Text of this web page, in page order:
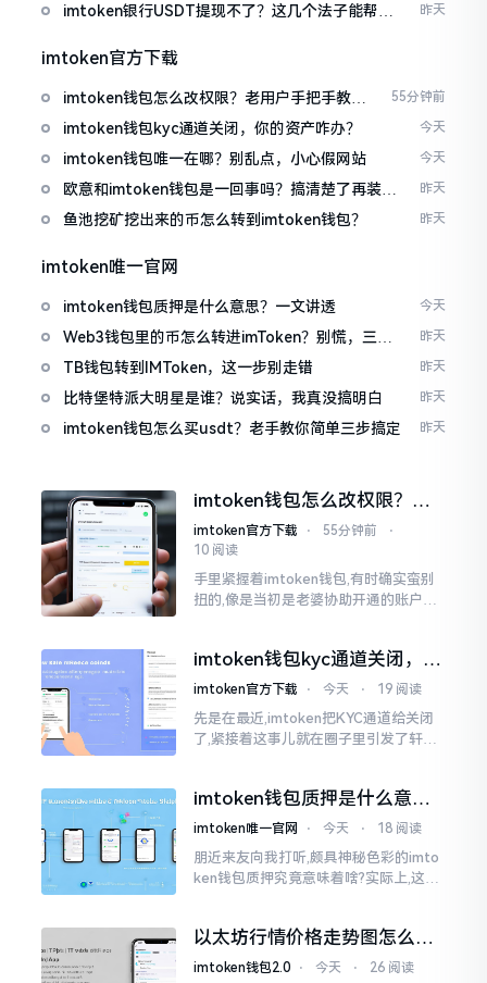
imtoken银行USDT提现不了？这几个法子能帮你
昨天
imtoken官方下载
imtoken钱包怎么改权限？老用户手把手教你
换主人
55分钟前
imtoken钱包kyc通道关闭，你的资产咋办？ 今天
imtoken钱包唯一在哪？别乱点，小心假网站 今天
欧意和imtoken钱包是一回事吗？搞清楚了再装钱
包
昨天
鱼池挖矿挖出来的币怎么转到imtoken钱包？ 昨天
imtoken唯一官网
imtoken钱包质押是什么意思？一文讲透 今天
Web3钱包里的币怎么转进imToken？别慌，三步
搞定
昨天
TB钱包转到IMToken，这一步别走错 昨天
比特堡特派大明星是谁？说实话，我真没搞明白 昨天
imtoken钱包怎么买usdt？老手教你简单三步搞定 昨天
imtoken钱包怎么改权限？老
用户手把手教你换主人
imtoken官方下载 ⋅ 55分钟前
⋅
10 阅读
手里紧握着imtoken钱包,有时确实蛮别
扭的,像是当初是老婆协助开通的账户呢,
imtoken钱包kyc通道关闭，你
的资产咋办？
imtoken官方下载 ⋅ 今天 ⋅ 19 阅读
先是在最近,imtoken把KYC通道给关闭
了,紧接着这事儿就在圈子里引发了轩然
imtoken钱包质押是什么意
思？一文讲透
imtoken唯一官网 ⋅ 今天 ⋅ 18 阅读
朋近来友向我打听,颇具神秘色彩的imto
ken钱包质押究竟意味着啥?实际上,这一
以太坊行情价格走势图怎么看
才不亏钱
imtoken钱包2.0 ⋅ 今天 ⋅ 26 阅读